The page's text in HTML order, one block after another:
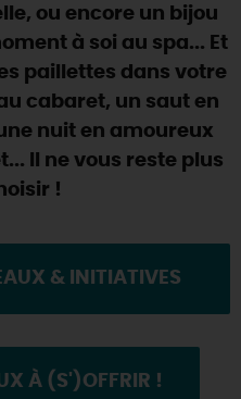
ACTIVITÉS
des animaux 🐎
de la Faïencerie de
Gien !
Baludik🕵️
de festivals 🎉
DÉPLACER
ou encore un bijou
à soi au spa... Et
paillettes dans votre
cabaret, un saut en
nuit en amoureux
Il ne vous reste plus
!
& INITIATIVES
!
À (S')OFFRIR !